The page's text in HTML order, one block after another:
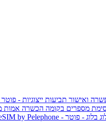
ואישור תביעות ייצוגיות - פוטר
מספרים בקומה הכשרה אמות
בלוג - פוטר